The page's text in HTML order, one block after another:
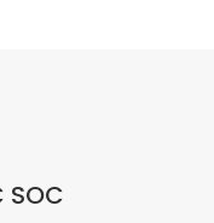
SOC